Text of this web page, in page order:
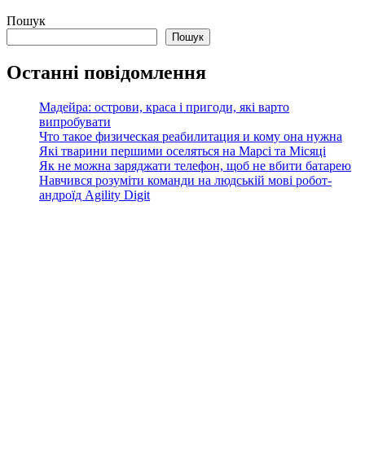
Пошук
Пошук
Останні повідомлення
Мадейра: острови, краса і пригоди, які варто
випробувати
Что такое физическая реабилитация и кому она нужна
Які тварини першими оселяться на Марсі та Місяці
Як не можна заряджати телефон, щоб не вбити батарею
Навчився розуміти команди на людській мові робот-
андроїд Agility Digit